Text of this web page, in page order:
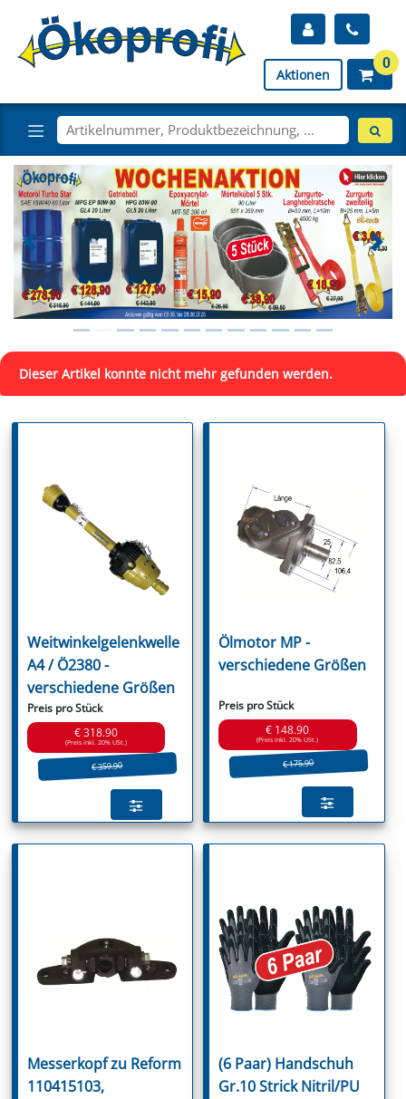
Aktionen
0
Dieser Artikel konnte nicht mehr gefunden werden.
Weitwinkelgelenkwelle
A4 / Ö2380 -
verschiedene Größen
Preis pro Stück
€ 318.90
(Preis inkl. 20% USt.)
€ 359.90
Ölmotor MP -
verschiedene Größen
Preis pro Stück
€ 148.90
(Preis inkl. 20% USt.)
€ 175.90
Messerkopf zu Reform
110415103,
(6 Paar) Handschuh
Gr.10 Strick Nitril/PU